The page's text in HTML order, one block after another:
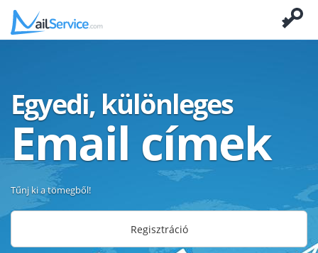
Egyedi, különleges
Email címek
Tűnj ki a tömegből!
Regisztráció